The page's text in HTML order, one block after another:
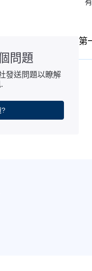
問題
發送問題以瞭解
?
第